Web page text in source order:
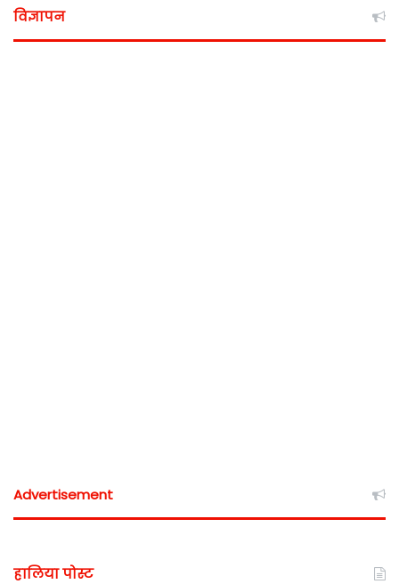
विज्ञापन
Advertisement
हालिया पोस्ट